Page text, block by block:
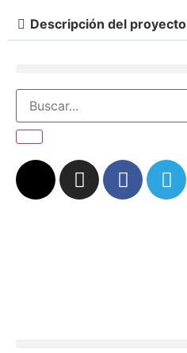
Descripción del proyecto